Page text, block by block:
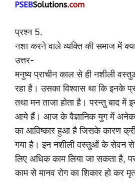
प्रश्न 5.
नशा करने वाले व्यक्ति की समाज में
उत्तर-
मनुष्य प्राचीन काल से ही नशीली
रहा है। उसका विश्वास था कि इनके
तथा मन ताजा होता है। परन्तु बाद
आये हैं। आज के वैज्ञानिक युग में
का आविष्कार हुआ है जिसके कारण
गया है। इन नशीली वस्तुओं के सेवन
लिए अधिक काम लिया जा सकता है,
काम से मानव रोग का शिकार हो कर